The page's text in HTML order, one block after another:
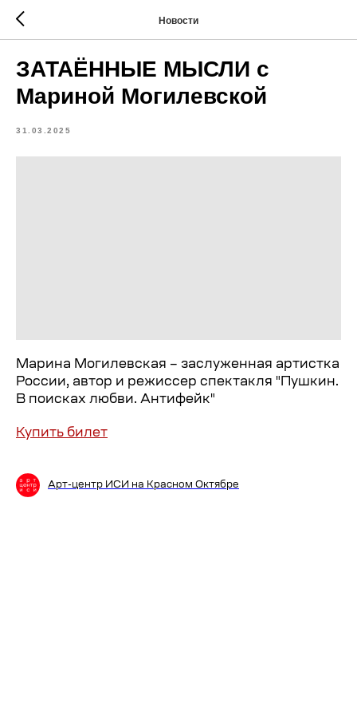
Новости
ЗАТАЁННЫЕ МЫСЛИ с
Мариной Могилевской
31.03.2025
Марина Могилевская – заслуженная артистка
России, автор и режиссер спектакля "Пушкин.
В поисках любви. Антифейк"
Купить билет
Арт-центр ИСИ на Красном Октябре